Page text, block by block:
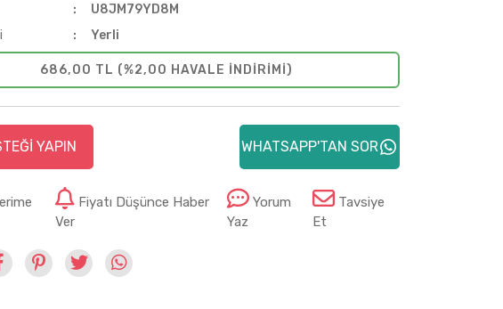
U8JM79YD8M
Yerli
686,00 TL (%2,00 HAVALE INDIRIMI)
YAPIN WHATSAPP'TAN SOR
Fiyatı Düşünce Haber
Ver
Yorum
Yaz
Tavsiye
Et